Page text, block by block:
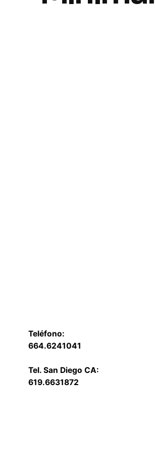
Teléfono:
664.6241041
Tel. San Diego CA:
619.6631872